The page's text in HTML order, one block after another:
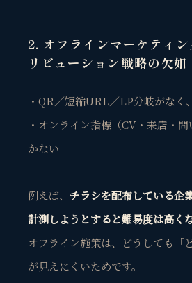
2. オフラインマーケティ
リビューション戦略の欠如
・QR／短縮URL／LP分岐がなく
・オンライン指標（CV・来店・
かない
例えば、 チラシを配布している企
計測しようとすると難易度は高く
オフライン施策は、どうしても「
が見えにくいためです。